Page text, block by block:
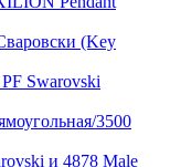
(Key
Swarovski
3500
и 4878 Male